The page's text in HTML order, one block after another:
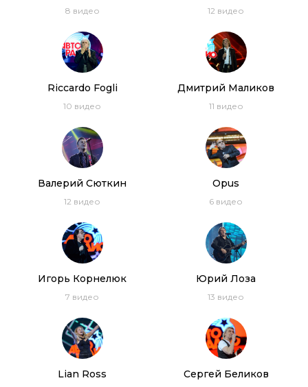
8 видео 12 видео
Riсcardo Fogli
10 видео
Дмитрий Маликов
11 видео
Валерий Сюткин
12 видео
Opus
6 видео
Игорь Корнелюк
7 видео
Юрий Лоза
13 видео
Lian Ross Сергей Беликов